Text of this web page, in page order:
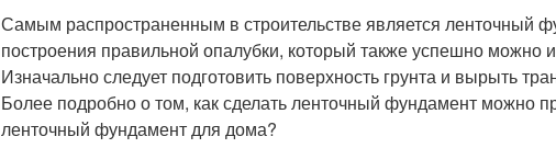
Самым распространенным в строительстве является ленточный
построения правильной опалубки, который также успешно можно
Изначально следует подготовить поверхность грунта и вырыть
Более подробно о том, как сделать ленточный фундамент можно
ленточный фундамент для дома?